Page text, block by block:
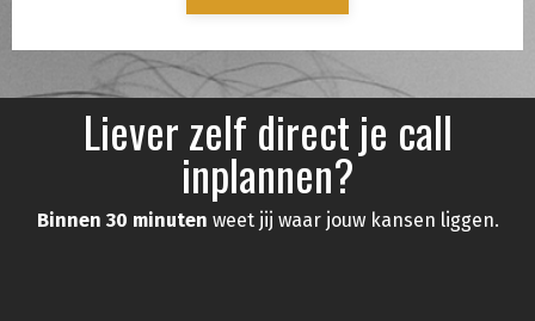
Liever zelf direct je call
inplannen?
Binnen 30 minuten weet jij waar jouw kansen liggen.